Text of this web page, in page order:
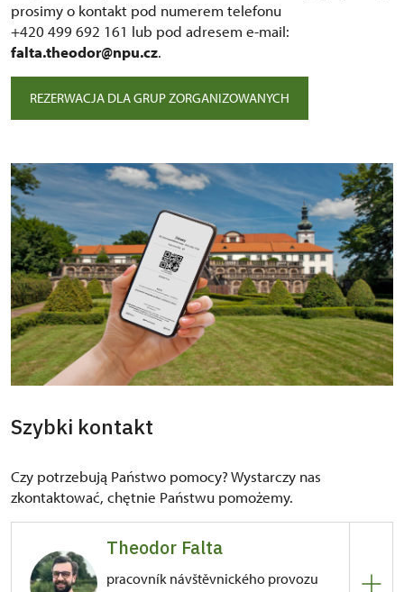
prosimy o kontakt pod numerem telefonu
+420 499 692 161 lub pod adresem e-mail:
falta.theodor@npu.cz.
REZERWACJA DLA GRUP ZORGANIZOWANYCH
Szybki kontakt
Czy potrzebują Państwo pomocy? Wystarczy nas
zkontaktować, chętnie Państwu pomożemy.
Theodor Falta
pracovník návštěvnického provozu